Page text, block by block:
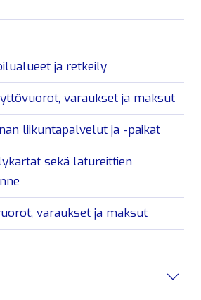
ja retkeily
varaukset ja maksut
liikuntapalvelut ja -paikat
sekä latureittien
varaukset ja maksut